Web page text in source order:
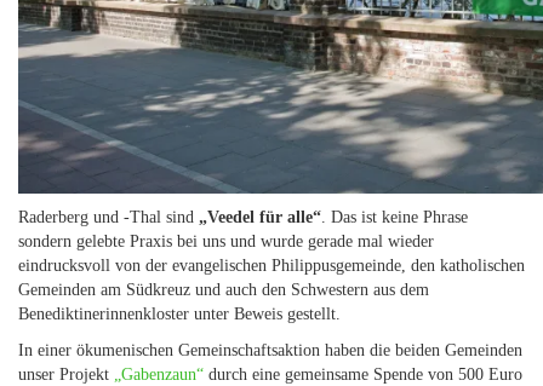
Raderberg und -Thal sind „Veedel für alle“. Das ist keine Phrase
sondern gelebte Praxis bei uns und wurde gerade mal wieder
eindrucksvoll von der evangelischen Philippusgemeinde, den katholischen
Gemeinden am Südkreuz und auch den Schwestern aus dem
Benediktinerinnenkloster unter Beweis gestellt.
In einer ökumenischen Gemeinschaftsaktion haben die beiden Gemeinden
unser Projekt „Gabenzaun“ durch eine gemeinsame Spende von 500 Euro